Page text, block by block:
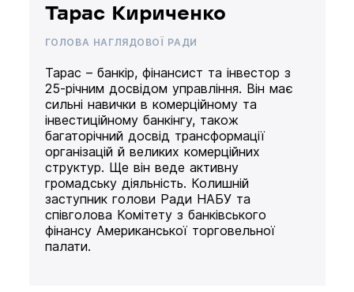
Тарас Кириченко
ГОЛОВА НАГЛЯДОВОЇ РАДИ
Тарас – банкір, фінансист та інвестор з
25-річним досвідом управління. Він має
сильні навички в комерційному та
інвестиційному банкінгу, також
багаторічний досвід трансформації
організацій й великих комерційних
структур. Ще він веде активну
громадську діяльність. Колишній
заступник голови Ради НАБУ та
співголова Комітету з банківського
фінансу Американської торговельної
палати.